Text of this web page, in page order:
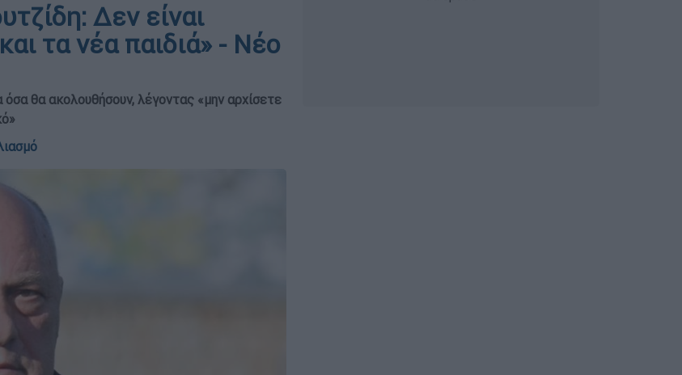
Δεν είναι
τα νέα παιδιά» - Νέο
θα ακολουθήσουν, λέγοντας «μην αρχίσετε